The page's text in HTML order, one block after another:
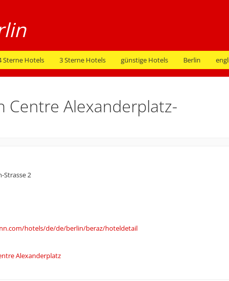
Sterne Hotels 3 Sterne Hotels günstige Hotels Berlin
Centre Alexanderplatz-
Strasse 2
hotels/de/de/berlin/beraz/hoteldetail
Alexanderplatz